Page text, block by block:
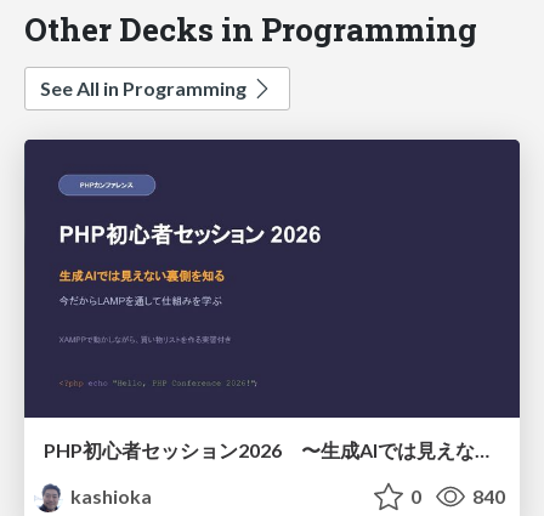
Other Decks in Programming
See All in Programming
PHP初心者セッション2026 〜生成AIでは見えない裏側を知る：今だからLAMPを通して仕組みを学ぶ〜
kashioka
0 840